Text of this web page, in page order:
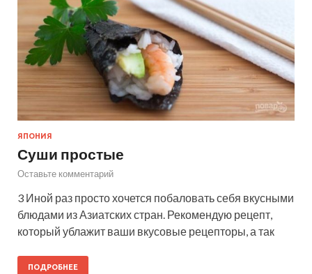
ЯПОНИЯ
Суши простые
Оставьте комментарий
3 Иной раз просто хочется побаловать себя вкусными
блюдами из Азиатских стран. Рекомендую рецепт,
который ублажит ваши вкусовые рецепторы, а так
ПОДРОБНЕЕ